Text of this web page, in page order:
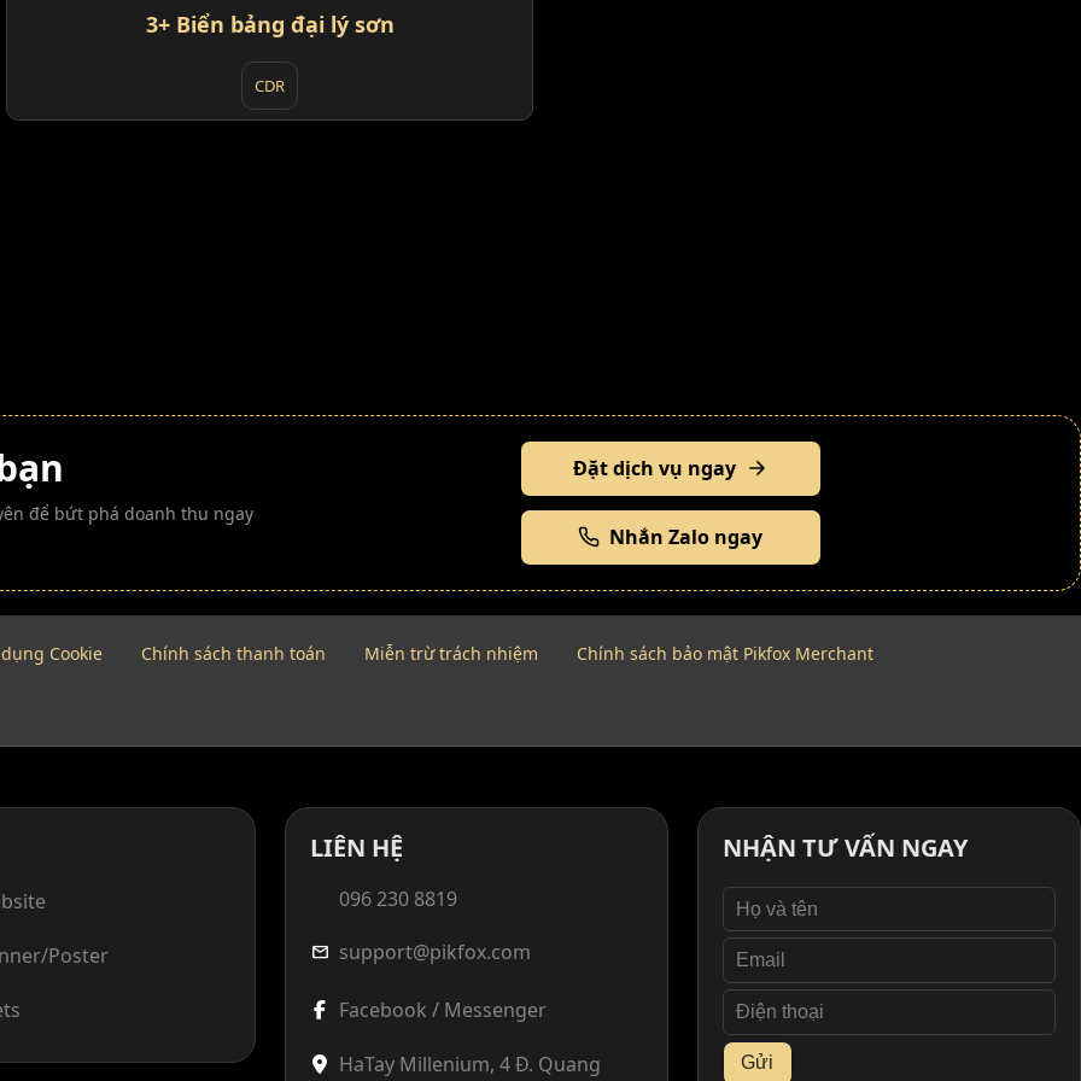
3+ Biển bảng đại lý sơn
CDR
để bứt phá doanh thu ngay
Đặt dịch vụ ngay
Nhắn Zalo ngay
Cookie Chính sách thanh toán Miễn trừ trách nhiệm Chính sách bảo mật Pikfox Merchant
Poster
LIÊN HỆ
096 230 8819
mail support@pikfox.com
Facebook / Messenger
HaTay Millenium, 4 Đ. Quang
NHẬN TƯ VẤN NGAY
Gửi